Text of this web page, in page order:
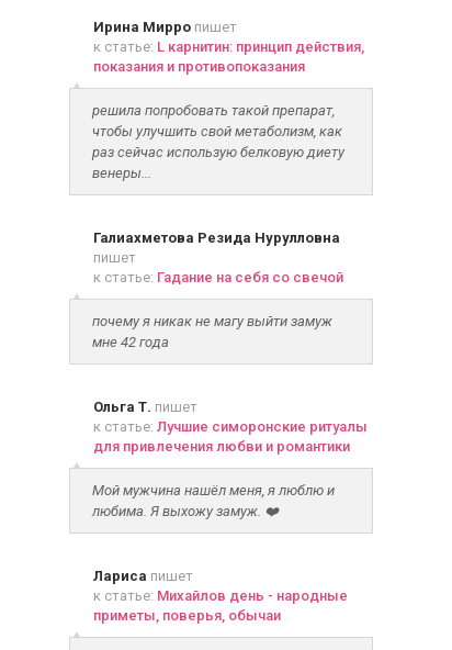
Ирина Мирропишет
к статье: L карнитин: принцип действия,
показания и противопоказания
решила попробовать такой препарат,
чтобы улучшить свой метаболизм, как
раз сейчас использую белковую диету
венеры...
Галиахметова Резида Нурулловна
пишет
к статье: Гадание на себя со свечой
почему я никак не магу выйти замуж
мне 42 года
Ольга Т. пишет
к статье: Лучшие симоронские ритуалы
для привлечения любви и романтики
Мой мужчина нашёл меня, я люблю и
любима. Я выхожу замуж. ❤️
Лариса пишет
к статье: Михайлов день - народные
приметы, поверья, обычаи